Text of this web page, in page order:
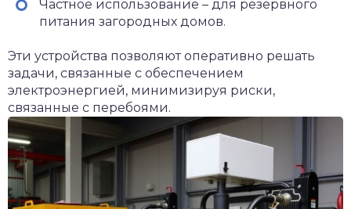
Частное использование – для резервного
питания загородных домов.
Эти устройства позволяют оперативно решать
задачи, связанные с обеспечением
электроэнергией, минимизируя риски,
связанные с перебоями.